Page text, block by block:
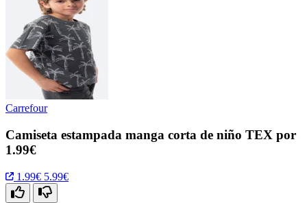
Carrefour
Camiseta estampada manga corta de niño TEX por
1.99€
1.99€ 5.99€